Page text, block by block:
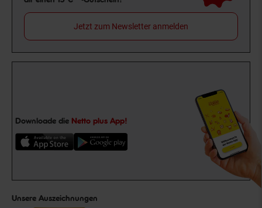
Jetzt zum Newsletter anmelden
Downloade die Netto plus App!
Unsere Auszeichnungen